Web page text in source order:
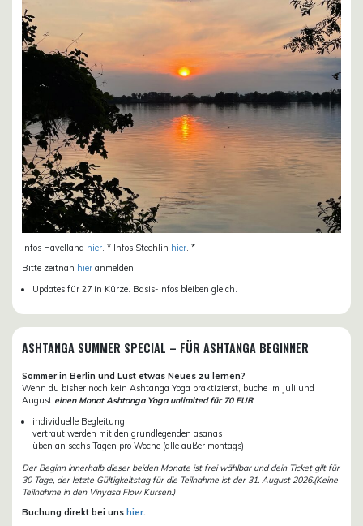
Infos Havelland hier . * Infos Stechlin hier . *
Bitte zeitnah hier anmelden.
Updates für 27 in Kürze. Basis-Infos bleiben gleich.
ASHTANGA SUMMER SPECIAL – FÜR ASHTANGA BEGINNER
Sommer in Berlin und Lust etwas Neues zu lernen?
Wenn du bisher noch kein Ashtanga Yoga praktizierst, buche im Juli und
August einen Monat Ashtanga Yoga unlimited für 70 EUR.
individuelle Begleitung
vertraut werden mit den grundlegenden asanas
üben an sechs Tagen pro Woche (alle außer montags)
Der Beginn innerhalb dieser beiden Monate ist frei wählbar und dein Ticket gilt für
30 Tage, der letzte Gültigkeitstag für die Teilnahme ist der 31. August 2026.(Keine
Teilnahme in den Vinyasa Flow Kursen.)
Buchung direkt bei uns hier.